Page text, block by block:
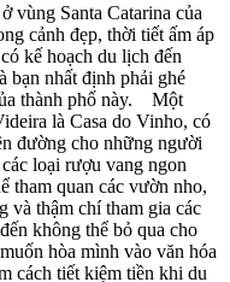
vùng Santa Catarina của
cảnh đẹp, thời tiết ấm áp
kế hoạch du lịch đến
bạn nhất định phải ghé
thành phố này. Một
là Casa do Vinho, có
đường cho những người
loại rượu vang ngon
tham quan các vườn nho,
và thậm chí tham gia các
không thể bỏ qua cho
hòa mình vào văn hóa
tiết kiệm tiền khi du